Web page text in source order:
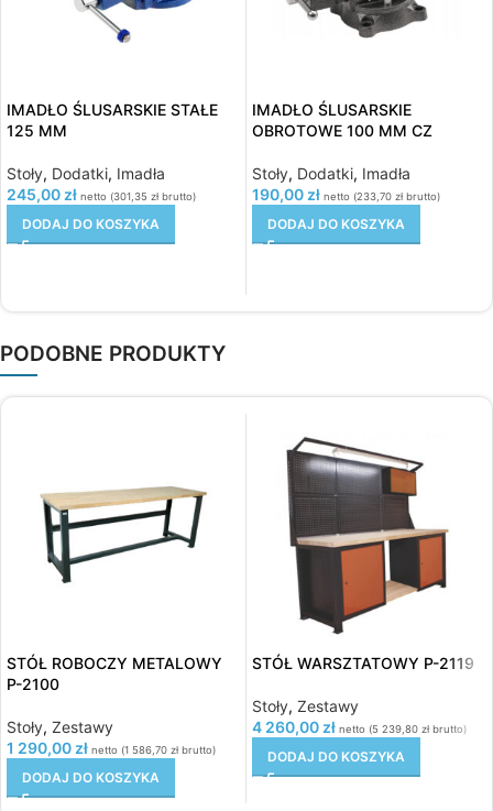
IMADŁO ŚLUSARSKIE STAŁE
125 MM
Stoły, Dodatki, Imadła
245,00 zł netto (301,35 zł brutto)
DODAJ DO KOSZYKA
IMADŁO ŚLUSARSKIE
OBROTOWE 100 MM CZ
Stoły, Dodatki, Imadła
190,00 zł netto (233,70 zł brutto)
DODAJ DO KOSZYKA
PODOBNE PRODUKTY
STÓŁ ROBOCZY METALOWY
P-2100
Stoły, Zestawy
1 290,00 zł netto (1 586,70 zł brutto)
DODAJ DO KOSZYKA
STÓŁ WARSZTATOWY P-2119
Stoły, Zestawy
4 260,00 zł netto (5 239,80 zł brutto)
DODAJ DO KOSZYKA